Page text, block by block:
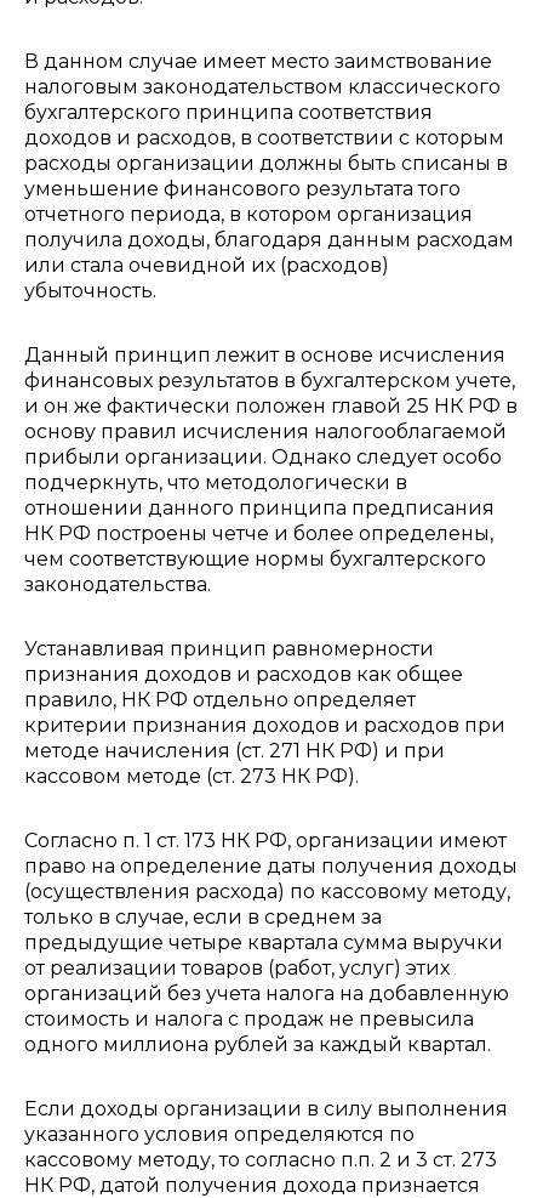
В данном случае имеет место заимствование
налоговым законодательством классического
бухгалтерского принципа соответствия
доходов и расходов, в соответствии с которым
расходы организации должны быть списаны в
уменьшение финансового результата того
отчетного периода, в котором организация
получила доходы, благодаря данным расходам
или стала очевидной их (расходов)
убыточность.
Данный принцип лежит в основе исчисления
финансовых результатов в бухгалтерском учете,
и он же фактически положен главой 25 НК РФ в
основу правил исчисления налогооблагаемой
прибыли организации. Однако следует особо
подчеркнуть, что методологически в
отношении данного принципа предписания
НК РФ построены четче и более определены,
чем соответствующие нормы бухгалтерского
законодательства.
Устанавливая принцип равномерности
признания доходов и расходов как общее
правило, НК РФ отдельно определяет
критерии признания доходов и расходов при
методе начисления (ст. 271 НК РФ) и при
кассовом методе (ст. 273 НК РФ).
Согласно п. 1 ст. 173 НК РФ, организации имеют
право на определение даты получения доходы
(осуществления расхода) по кассовому методу,
только в случае, если в среднем за
предыдущие четыре квартала сумма выручки
от реализации товаров (работ, услуг) этих
организаций без учета налога на добавленную
стоимость и налога с продаж не превысила
одного миллиона рублей за каждый квартал.
Если доходы организации в силу выполнения
указанного условия определяются по
кассовому методу, то согласно п.п. 2 и 3 ст. 273
НК РФ, датой получения дохода признается